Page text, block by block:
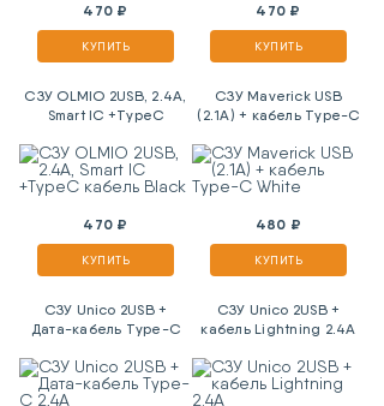
470 ₽
КУПИТЬ
470 ₽
КУПИТЬ
СЗУ OLMIO 2USB, 2.4A,
Smart IC +TypeC
470 ₽
КУПИТЬ
СЗУ Maverick USB
(2.1A) + кабель Type-C
480 ₽
КУПИТЬ
СЗУ Unico 2USB +
Дата-кабель Type-C
СЗУ Unico 2USB +
кабель Lightning 2.4A